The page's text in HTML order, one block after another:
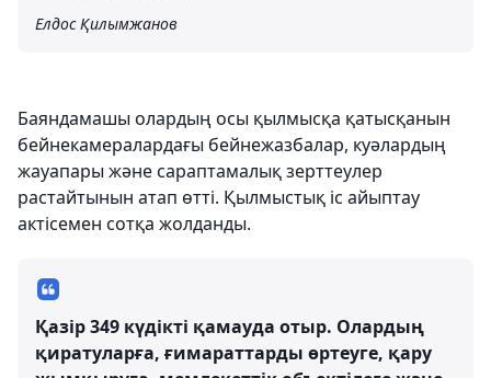
Елдос Қилымжанов
Баяндамашы олардың осы қылмысқа қатысқанын
бейнекамералардағы бейнежазбалар, куәлардың
жауапары және сараптамалық зерттеулер
растайтынын атап өтті. Қылмыстық іс айыптау
актісемен сотқа жолданды.
Қазір 349 күдікті қамауда отыр. Олардың
қиратуларға, ғимараттарды өртеуге, қару